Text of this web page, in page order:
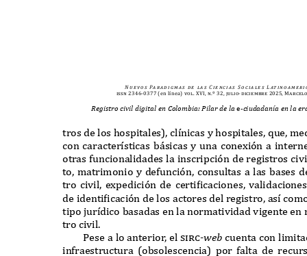
N u e v o s Pa r a d i g m a s d e l a s C i e n c i a s S o c i a l e s L at i n o a m e r i
issn 2346-0377(en línea) vol. XVI, n.º 32, julio-diciembre 2025,
Registro civil digital en Colombia: Pilar de lae-ciudadanía en la
tros de los hospitales),clínicas y hospitales, que,
con características básicas y una conexión a
otrasfuncionalidades la inscripción de registros
to, matrimonio y defunción, consultas a las bases
tro civil, expedición de certificaciones,
de identificación de los actores del registro, así
tipo jurídico basadas en la normatividad vigente en
tro civil.
Pese a lo anterior,elsirc-webcuenta con
infraestructura (obsolescencia) porfalta de